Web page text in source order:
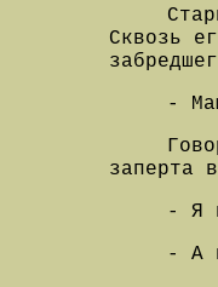
Сквозь
-
заперта
- Я
- А